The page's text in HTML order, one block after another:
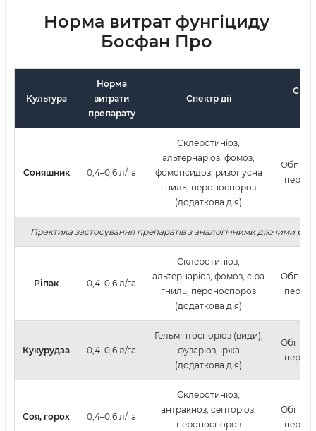
Норма витрат фунгіциду
Босфан Про
Культура
Норма
витрати
препарату
Спектр дії
Соняшник 0,4–0,6 л/га
Склеротиніоз,
альтернаріоз, фомоз,
фомопсидоз, ризопусна
гниль, пероноспороз
(додаткова дія)
період
Практика застосування препаратів з аналогічними діючими
Ріпак 0,4–0,6 л/га
Склеротиніоз,
альтернаріоз, фомоз, сіра
гниль, пероноспороз
(додаткова дія)
період
Кукурудза 0,4–0,6 л/га
Гельмінтоспоріоз (види),
фузаріоз, іржа
(додаткова дія)
період
Соя, горох 0,4–0,6 л/га
Склеротиніоз,
антракноз, септоріоз,
пероноспороз
період